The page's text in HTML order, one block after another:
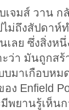
เจมส์ วาน ก
ไม่ถึงสัปดา
ลย ซึ่งสิ่งห
ว่า มันถูกสร้
บมาเกือบห
ง Enfield
พยานรู้เห็น